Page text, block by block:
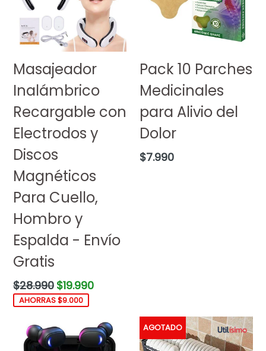
Masajeador
Inalámbrico
Recargable con
Electrodos y
Discos
Magnéticos
Para Cuello,
Hombro y
Espalda - Envío
Gratis
Precio
habitual
$28.990 $19.990
AHORRAS $9.000
Pack 10 Parches
Medicinales
para Alivio del
Dolor
Precio
$7.990
AGOTADO